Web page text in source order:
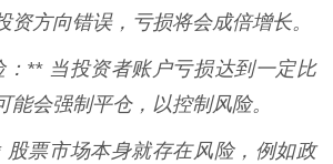
资方向错误，亏损将会成倍增长。
** 当投资者账户亏损达到一定比
能会强制平仓，以控制风险。
股票市场本身就存在风险，例如政